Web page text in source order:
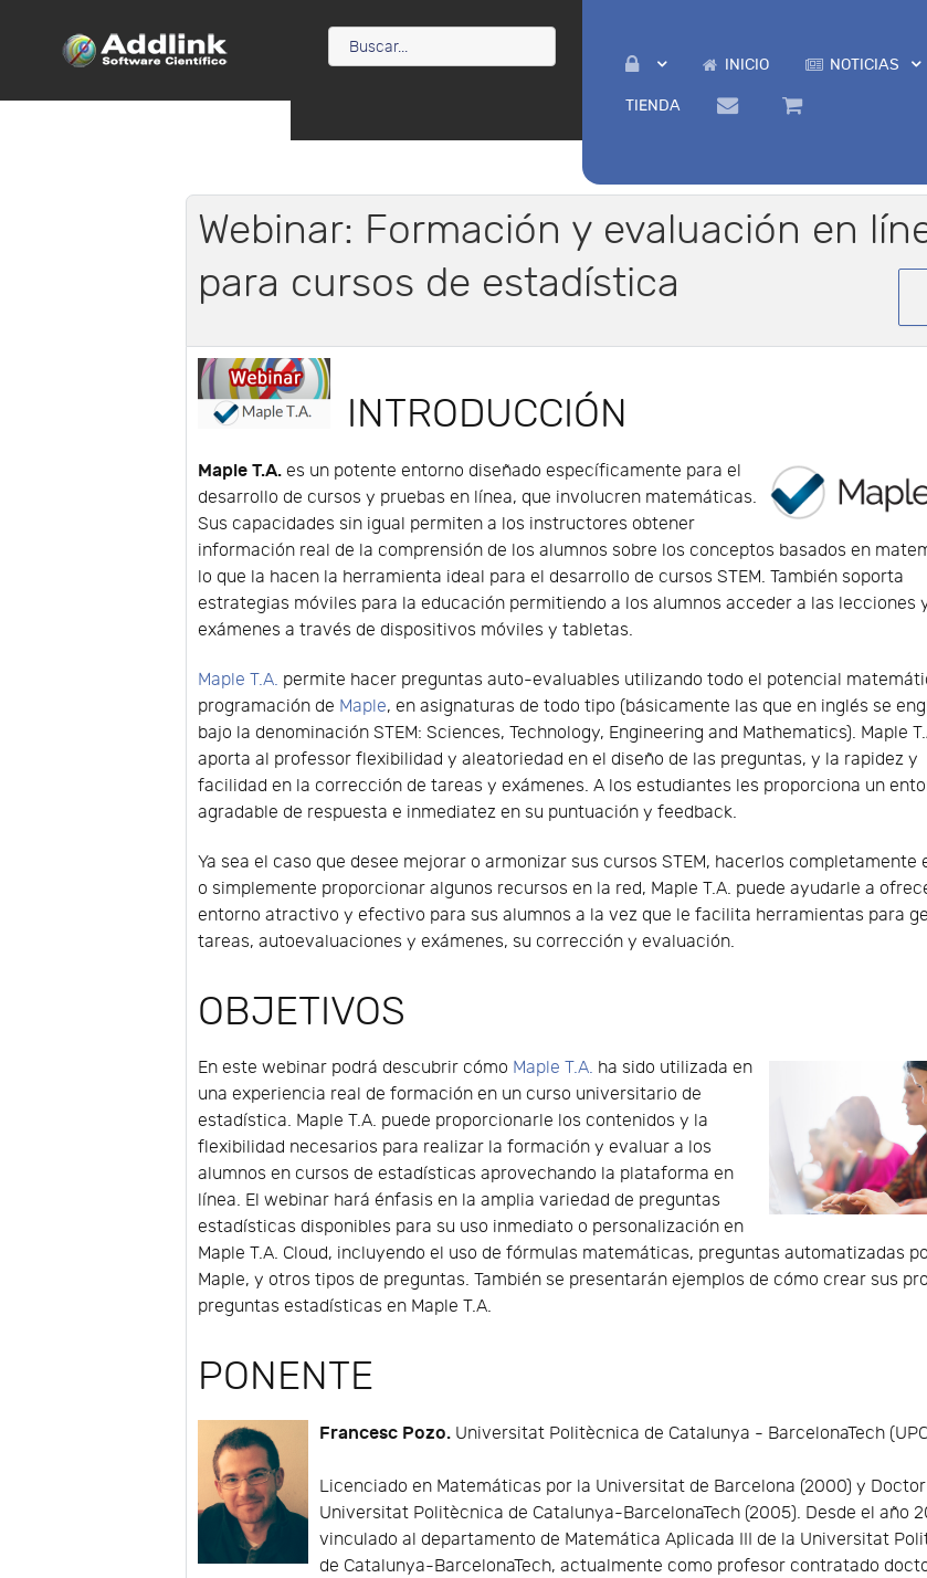
INICIO NOTICIAS
TIENDA
Webinar: Formación y evaluación en
para cursos de estadística
INTRODUCCIÓN
Maple T.A. es un potente entorno diseñado específicamente para el
desarrollo de cursos y pruebas en línea, que involucren matemáticas.
Sus capacidades sin igual permiten a los instructores obtener
información real de la comprensión de los alumnos sobre los conceptos basados en
lo que la hacen la herramienta ideal para el desarrollo de cursos STEM. También soporta
estrategias móviles para la educación permitiendo a los alumnos acceder a las lecciones
exámenes a través de dispositivos móviles y tabletas.
Maple T.A. permite hacer preguntas auto-evaluables utilizando todo el potencial
programación de Maple, en asignaturas de todo tipo (básicamente las que en inglés se
bajo la denominación STEM: Sciences, Technology, Engineering and Mathematics). Maple
aporta al professor flexibilidad y aleatoriedad en el diseño de las preguntas, y la rapidez y
facilidad en la corrección de tareas y exámenes. A los estudiantes les proporciona un
agradable de respuesta e inmediatez en su puntuación y feedback.
Ya sea el caso que desee mejorar o armonizar sus cursos STEM, hacerlos completamente
o simplemente proporcionar algunos recursos en la red, Maple T.A. puede ayudarle a
entorno atractivo y efectivo para sus alumnos a la vez que le facilita herramientas para
tareas, autoevaluaciones y exámenes, su corrección y evaluación.
OBJETIVOS
En este webinar podrá descubrir cómo Maple T.A. ha sido utilizada en
una experiencia real de formación en un curso universitario de
estadística. Maple T.A. puede proporcionarle los contenidos y la
flexibilidad necesarios para realizar la formación y evaluar a los
alumnos en cursos de estadísticas aprovechando la plataforma en
línea. El webinar hará énfasis en la amplia variedad de preguntas
estadísticas disponibles para su uso inmediato o personalización en
Maple T.A. Cloud, incluyendo el uso de fórmulas matemáticas, preguntas automatizadas
Maple, y otros tipos de preguntas. También se presentarán ejemplos de cómo crear sus
preguntas estadísticas en Maple T.A.
PONENTE
Francesc Pozo. Universitat Politècnica de Catalunya - BarcelonaTech
Licenciado en Matemáticas por la Universitat de Barcelona (2000) y
Universitat Politècnica de Catalunya-BarcelonaTech (2005). Desde el año
vinculado al departamento de Matemática Aplicada III de la Universitat
de Catalunya-BarcelonaTech, actualmente como profesor contratado